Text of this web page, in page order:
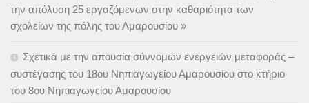
την απόλυση 25 εργαζόμενων στην καθαριότητα των
σχολείων της πόλης του Αμαρουσίου »
Σχετικά με την απουσία σύννομων ενεργειών μεταφοράς –
συστέγασης του 18ου Νηπιαγωγείου Αμαρουσίου στο κτήριο
του 8ου Νηπιαγωγείου Αμαρουσίου